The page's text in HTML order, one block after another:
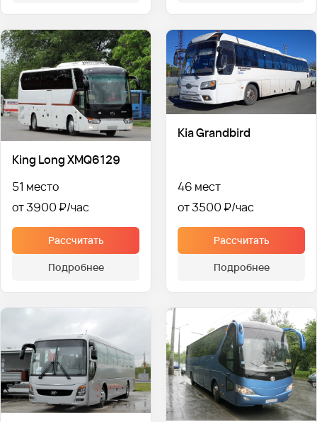
King Long XMQ6129
51 место
от 3900 ₽
Рассчитать
Подробнее
Kia Grandbird
46 мест
от 3500 ₽
Рассчитать
Подробнее